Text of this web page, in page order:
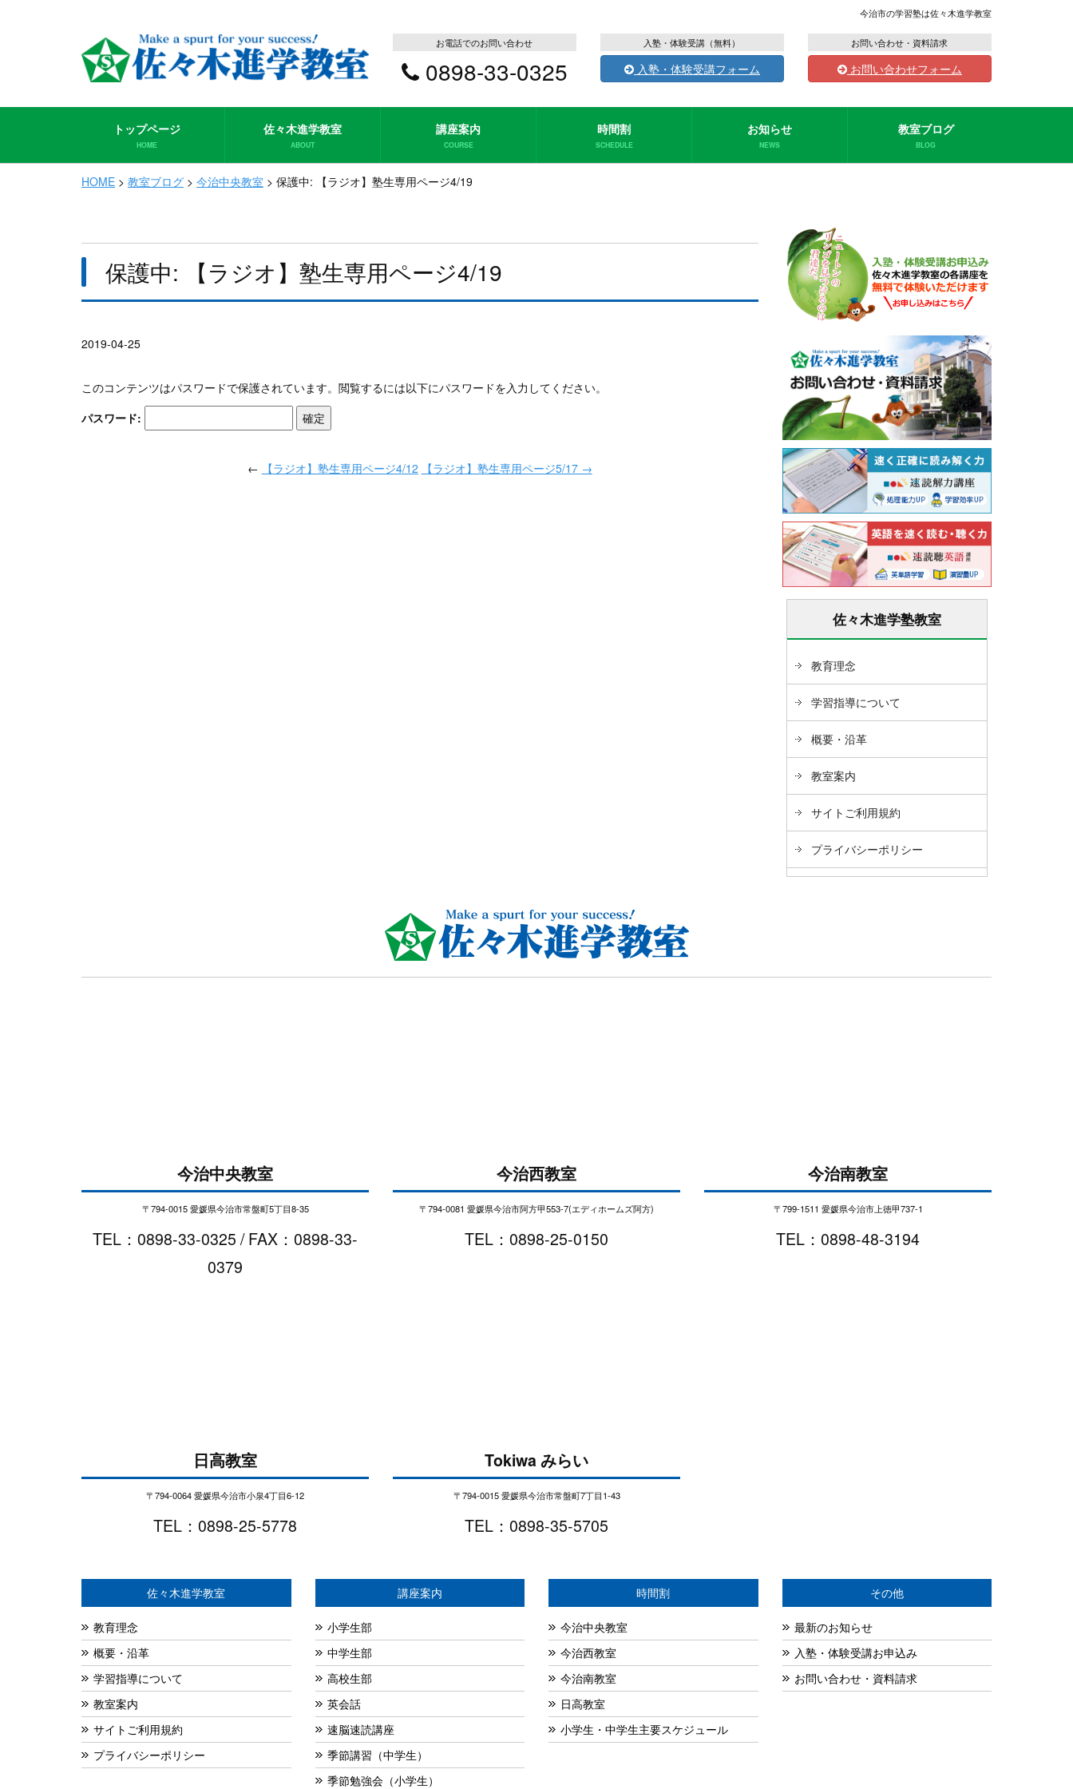
今治市の学習塾は佐々木進学教室
お電話でのお問い合わせ
0898-33-0325
入塾・体験受講（無料）
入塾・体験受講フォーム
お問い合わせ・資料請求
お問い合わせフォーム
トップページ
HOME
佐々木進学教室
ABOUT
講座案内
COURSE
時間割
SCHEDULE
お知らせ
NEWS
教室ブログ
BLOG
HOME > 教室ブログ > 今治中央教室 > 保護中: 【ラジオ】塾生専用ページ4/19
保護中: 【ラジオ】塾生専用ページ4/19
2019-04-25
このコンテンツはパスワードで保護されています。閲覧するには以下にパスワードを入力してください。
パスワード:
← 【ラジオ】塾生専用ページ4/12 【ラジオ】塾生専用ページ5/17 →
佐々木進学塾教室
教育理念
学習指導について
概要・沿革
教室案内
サイトご利用規約
プライバシーポリシー
今治中央教室
〒794-0015 愛媛県今治市常盤町5丁目8-35
TEL：0898-33-0325 / FAX：0898-33-
0379
今治西教室
〒794-0081 愛媛県今治市阿方甲553-7(エディホームズ阿方)
TEL：0898-25-0150
今治南教室
〒799-1511 愛媛県今治市上徳甲737-1
TEL：0898-48-3194
日高教室
〒794-0064 愛媛県今治市小泉4丁目6-12
TEL：0898-25-5778
Tokiwa みらい
〒794-0015 愛媛県今治市常盤町7丁目1-43
TEL：0898-35-5705
佐々木進学教室
教育理念
概要・沿革
学習指導について
教室案内
サイトご利用規約
プライバシーポリシー
講座案内
小学生部
中学生部
高校生部
英会話
速脳速読講座
季節講習（中学生）
季節勉強会（小学生）
時間割
今治中央教室
今治西教室
今治南教室
日高教室
小学生・中学生主要スケジュール
その他
最新のお知らせ
入塾・体験受講お申込み
お問い合わせ・資料請求